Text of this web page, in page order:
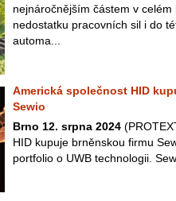
nejnáročnějším částem v
nedostatku pracovních sil i do
automa...
Americká společnost HID
Sewio
Brno 12. srpna 2024
HID kupuje brněnskou firmu
portfolio o UWB technologii.